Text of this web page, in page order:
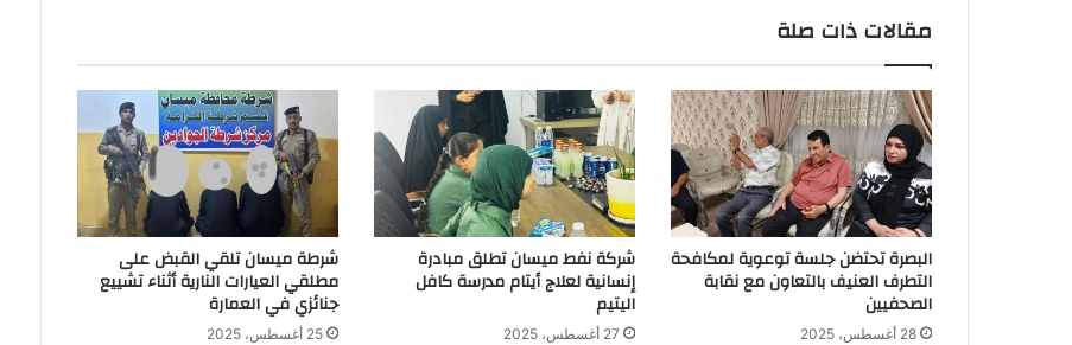
مقالات ذات صلة
البصرة تحتضن جلسة توعوية لمكافحة
التطرف العنيف بالتعاون مع نقابة
الصحفيين
28 أغسطس، 2025
شركة نفط ميسان تطلق مبادرة
إنسانية لعلاج أيتام مدرسة كافل
اليتيم
27 أغسطس، 2025
شرطة ميسان تلقي القبض على
مطلقي العيارات النارية أثناء تشييع
جنائزي في العمارة
25 أغسطس، 2025